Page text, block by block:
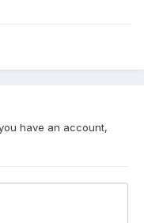
have an account,